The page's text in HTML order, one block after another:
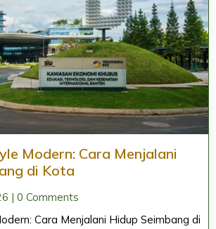
Modern: Cara Menjalani
di Kota
| 0 Comments
Cara Menjalani Hidup Seimbang di